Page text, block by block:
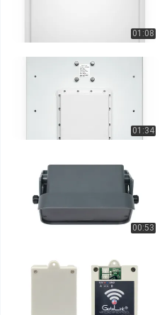
01:08
01:34
00:53